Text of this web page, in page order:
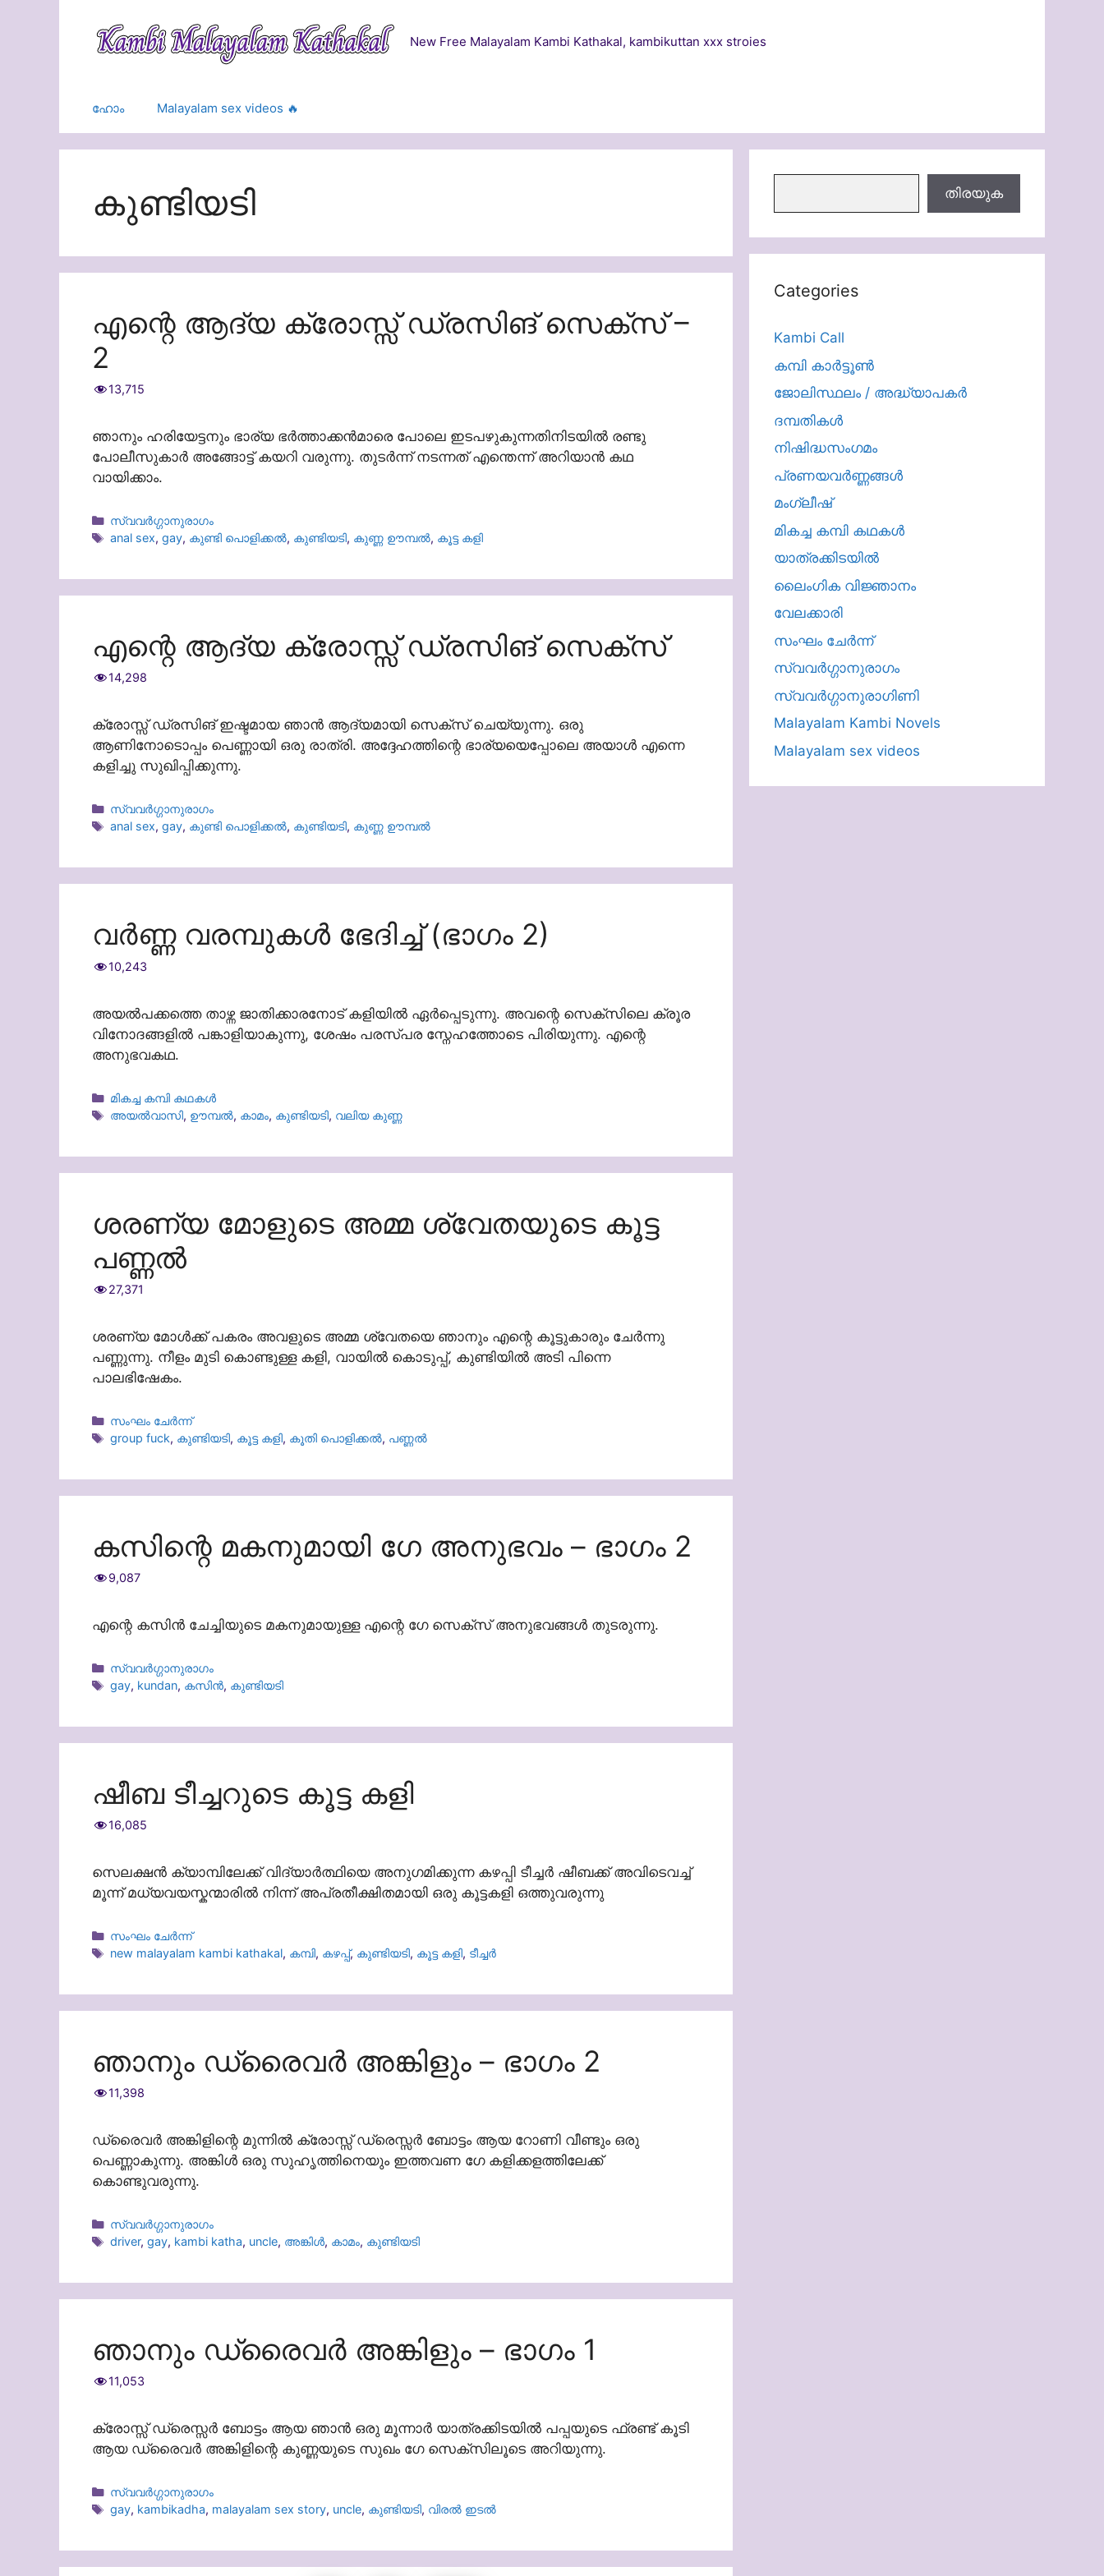
New Free Malayalam Kambi Kathakal, kambikuttan xxx stroies
ഹോം Malayalam sex videos 🔥
കുണ്ടിയടി
എന്റെ ആദ്യ ക്രോസ്സ് ഡ്രസിങ് സെക്സ് –
2
13,715
ഞാനും ഹരിയേട്ടനും ഭാര്യ ഭർത്താക്കൻമാരെ പോലെ ഇടപഴുകുന്നതിനിടയിൽ രണ്ടു
പോലീസുകാർ അങ്ങോട്ട് കയറി വരുന്നു. തുടർന്ന് നടന്നത് എന്തെന്ന് അറിയാൻ കഥ
വായിക്കാം.
Categories
സ്വവർഗ്ഗാനുരാഗം
Tags
anal sex, gay, കുണ്ടി പൊളിക്കൽ, കുണ്ടിയടി, കുണ്ണ ഊമ്പൽ, കൂട്ട കളി
എന്റെ ആദ്യ ക്രോസ്സ് ഡ്രസിങ് സെക്സ്
14,298
ക്രോസ്സ് ഡ്രസിങ് ഇഷ്ടമായ ഞാൻ ആദ്യമായി സെക്സ് ചെയ്യുന്നു. ഒരു
ആണിനോടൊപ്പം പെണ്ണായി ഒരു രാത്രി. അദ്ദേഹത്തിന്റെ ഭാര്യയെപ്പോലെ അയാൾ എന്നെ
കളിച്ചു സുഖിപ്പിക്കുന്നു.
Categories
സ്വവർഗ്ഗാനുരാഗം
Tags
anal sex, gay, കുണ്ടി പൊളിക്കൽ, കുണ്ടിയടി, കുണ്ണ ഊമ്പൽ
വർണ്ണ വരമ്പുകൾ ഭേദിച്ച് (ഭാഗം 2)
10,243
അയൽപക്കത്തെ താഴ്ന്ന ജാതിക്കാരനോട് കളിയിൽ ഏർപ്പെടുന്നു. അവന്റെ സെക്സിലെ ക്രൂര
വിനോദങ്ങളിൽ പങ്കാളിയാകുന്നു, ശേഷം പരസ്പര സ്നേഹത്തോടെ പിരിയുന്നു. എന്റെ
അനുഭവകഥ.
Categories
മികച്ച കമ്പി കഥകൾ
Tags
അയൽവാസി, ഊമ്പൽ, കാമം, കുണ്ടിയടി, വലിയ കുണ്ണ
ശരണ്യ മോളുടെ അമ്മ ശ്വേതയുടെ കൂട്ട
പണ്ണൽ
27,371
ശരണ്യ മോൾക്ക് പകരം അവളുടെ അമ്മ ശ്വേതയെ ഞാനും എന്റെ കൂട്ടുകാരും ചേർന്നു
പണ്ണുന്നു. നീളം മുടി കൊണ്ടുള്ള കളി, വായിൽ കൊടുപ്പ്, കുണ്ടിയിൽ അടി പിന്നെ
പാലഭിഷേകം.
Categories
സംഘം ചേർന്ന്
Tags
group fuck, കുണ്ടിയടി, കൂട്ട കളി, കൂതി പൊളിക്കൽ, പണ്ണൽ
കസിന്റെ മകനുമായി ഗേ അനുഭവം – ഭാഗം 2
9,087
എന്റെ കസിൻ ചേച്ചിയുടെ മകനുമായുള്ള എന്റെ ഗേ സെക്സ് അനുഭവങ്ങൾ തുടരുന്നു.
Categories
സ്വവർഗ്ഗാനുരാഗം
Tags
gay, kundan, കസിൻ, കുണ്ടിയടി
ഷീബ ടീച്ചറുടെ കൂട്ട കളി
16,085
സെലക്ഷൻ ക്യാമ്പിലേക്ക് വിദ്യാർത്ഥിയെ അനുഗമിക്കുന്ന കഴപ്പി ടീച്ചർ ഷീബക്ക് അവിടെവച്ച്
മൂന്ന് മധ്യവയസ്കന്മാരിൽ നിന്ന് അപ്രതീക്ഷിതമായി ഒരു കൂട്ടകളി ഒത്തുവരുന്നു
Categories
സംഘം ചേർന്ന്
Tags
new malayalam kambi kathakal, കമ്പി, കഴപ്പ്, കുണ്ടിയടി, കൂട്ട കളി, ടീച്ചർ
ഞാനും ഡ്രൈവർ അങ്കിളും – ഭാഗം 2
11,398
ഡ്രൈവർ അങ്കിളിന്റെ മുന്നിൽ ക്രോസ്സ് ഡ്രെസ്സർ ബോട്ടം ആയ റോണി വീണ്ടും ഒരു
പെണ്ണാകുന്നു. അങ്കിൾ ഒരു സുഹൃത്തിനെയും ഇത്തവണ ഗേ കളിക്കളത്തിലേക്ക്
കൊണ്ടുവരുന്നു.
Categories
സ്വവർഗ്ഗാനുരാഗം
Tags
driver, gay, kambi katha, uncle, അങ്കിൾ, കാമം, കുണ്ടിയടി
ഞാനും ഡ്രൈവർ അങ്കിളും – ഭാഗം 1
11,053
ക്രോസ്സ് ഡ്രെസ്സർ ബോട്ടം ആയ ഞാൻ ഒരു മൂന്നാർ യാത്രക്കിടയിൽ പപ്പയുടെ ഫ്രണ്ട് കൂടി
ആയ ഡ്രൈവർ അങ്കിളിന്റെ കുണ്ണയുടെ സുഖം ഗേ സെക്സിലൂടെ അറിയുന്നു.
Categories
സ്വവർഗ്ഗാനുരാഗം
Tags
gay, kambikadha, malayalam sex story, uncle, കുണ്ടിയടി, വിരൽ ഇടൽ
തിരയുക
Categories
Kambi Call
കമ്പി കാർട്ടൂൺ
ജോലിസ്ഥലം / അദ്ധ്യാപകർ
ദമ്പതികള്‍
നിഷിദ്ധസംഗമം
പ്രണയവർണ്ണങ്ങൾ
മംഗ്ലീഷ്
മികച്ച കമ്പി കഥകൾ
യാത്രക്കിടയില്‍
ലൈംഗിക വിജ്ഞാനം
വേലക്കാരി
സംഘം ചേർന്ന്
സ്വവർഗ്ഗാനുരാഗം
സ്വവർഗ്ഗാനുരാഗിണി
Malayalam Kambi Novels
Malayalam sex videos